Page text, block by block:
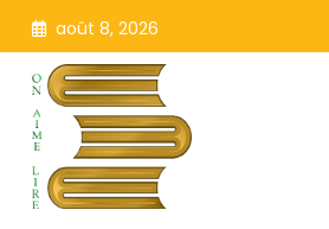
Aller
contenu
août 8, 2026